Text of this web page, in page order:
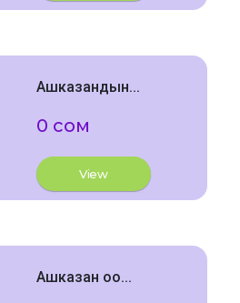
Ашказандын...
0 сом
View
Ашказан оо...